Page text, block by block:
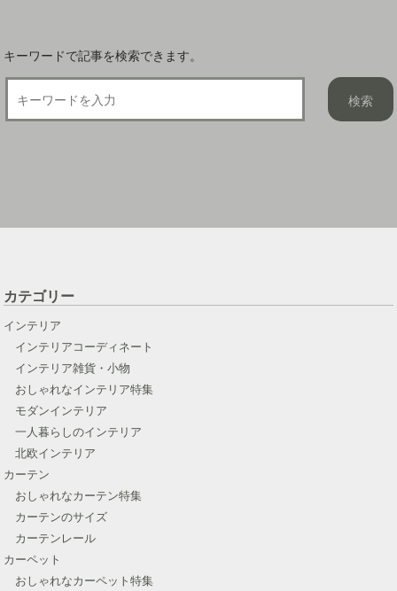
キーワードで記事を検索できます。
カテゴリー
インテリア
インテリアコーディネート
インテリア雑貨・小物
おしゃれなインテリア特集
モダンインテリア
一人暮らしのインテリア
北欧インテリア
カーテン
おしゃれなカーテン特集
カーテンのサイズ
カーテンレール
カーペット
おしゃれなカーペット特集